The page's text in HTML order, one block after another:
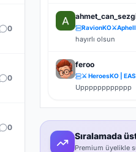
0
0
0
hayırlı olsun
feroo
Upppppppppppp
Sıralamada
Premium üyelikle